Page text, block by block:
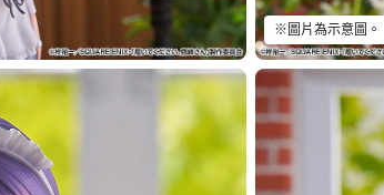
※圖片為示意圖。